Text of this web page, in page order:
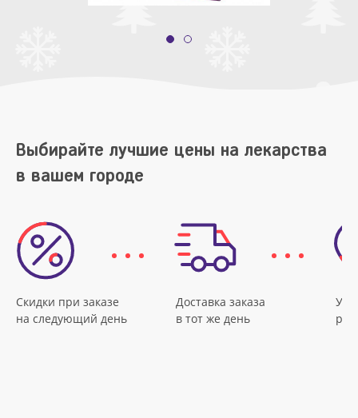
Выбирайте лучшие цены на лекарства
в вашем городе
Скидки при заказе
на следующий день
Доставка заказа
в тот же день